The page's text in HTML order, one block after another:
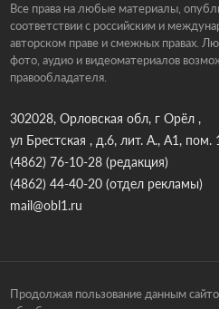
Все права на любые материалы,
соответствии с российским и
авторском праве и смежных правах.
фото, аудио и видеоматериалов
правообладателя.
302028, Орловская обл, г Орёл ,
ул Брестская , д.6, лит. А., А1, пом.
(4862) 76-10-28(редакция)
(4862) 44-40-20(отдел рекламы)
mail@obl1.ru
Продолжая пользование данным